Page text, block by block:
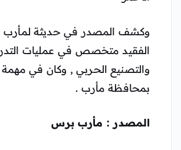
وكشف المصدر في حديثة
الفقيد متخصص في عمليات
والتصنيع الحربي , وكان في مهمة
بمحافظة مأرب .
المصدر : مأرب برس